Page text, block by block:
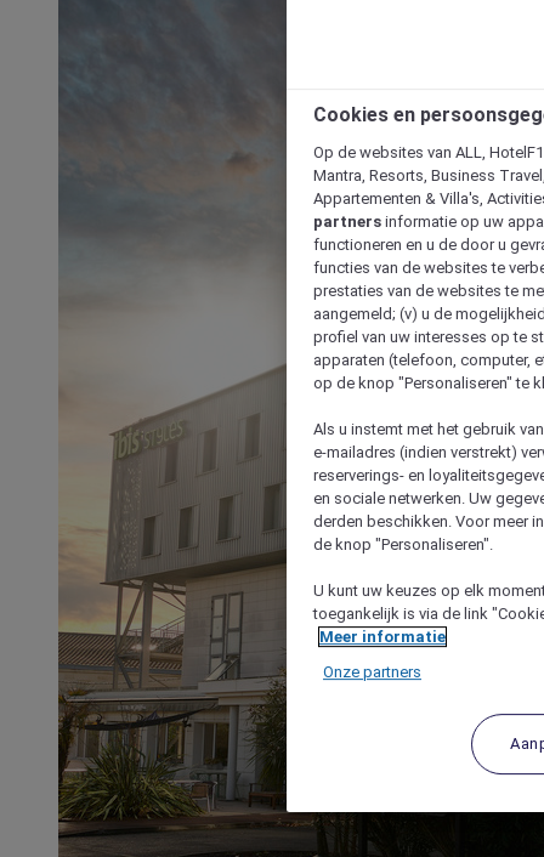
Cookies en
Op de websites van ALL,
Mantra, Resorts, Business
Appartementen & Villa's,
partners informatie op uw
functioneren en u de door u
functies van de websites te
prestaties van de websites te
aangemeld; (v) u de
profiel van uw interesses op te
apparaten (telefoon, computer,
op de knop "Personaliseren" te
Als u instemt met het gebruik
e-mailadres (indien verstrekt)
reserverings- en
en sociale netwerken. Uw
derden beschikken. Voor meer
de knop "Personaliseren".
U kunt uw keuzes op elk
toegankelijk is via de link
Meer informatie
Onze partners